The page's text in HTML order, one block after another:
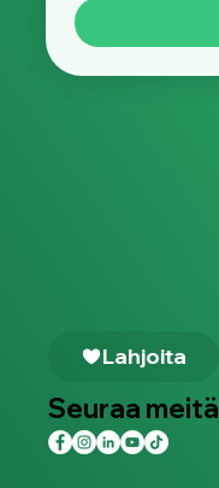
Lahjoita
Seuraa meitä